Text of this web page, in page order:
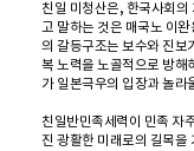
친일 미청산은, 한국사회의
고 말하는 것은 매국노 이
의 갈등구조는 보수와 진보
복 노력을 노골적으로 방해
가 일본극우의 입장과 놀라
친일반민족세력이 민족 자
진 광활한 미래로의 길목을